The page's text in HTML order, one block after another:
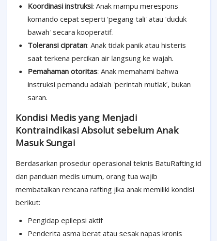
Koordinasi instruksi: Anak mampu merespons
komando cepat seperti 'pegang tali' atau 'duduk
bawah' secara kooperatif.
Toleransi cipratan: Anak tidak panik atau histeris
saat terkena percikan air langsung ke wajah.
Pemahaman otoritas: Anak memahami bahwa
instruksi pemandu adalah 'perintah mutlak', bukan
saran.
Kondisi Medis yang Menjadi
Kontraindikasi Absolut sebelum Anak
Masuk Sungai
Berdasarkan prosedur operasional teknis BatuRafting.id
dan panduan medis umum, orang tua wajib
membatalkan rencana rafting jika anak memiliki kondisi
berikut:
Pengidap epilepsi aktif
Penderita asma berat atau sesak napas kronis